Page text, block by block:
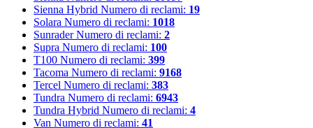
Sienna Hybrid Numero di reclami: 19
Solara Numero di reclami: 1018
Sunrader Numero di reclami: 2
Supra Numero di reclami: 100
T100 Numero di reclami: 399
Tacoma Numero di reclami: 9168
Tercel Numero di reclami: 383
Tundra Numero di reclami: 6943
Tundra Hybrid Numero di reclami: 4
Van Numero di reclami: 41